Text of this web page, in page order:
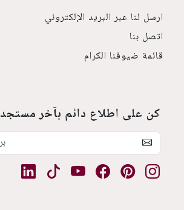
ارسل لنا عبر البريد الإلكتروني
اتصل بنا
قائمة ضيوفنا الكرام
كن على اطلاع دائم بآخر